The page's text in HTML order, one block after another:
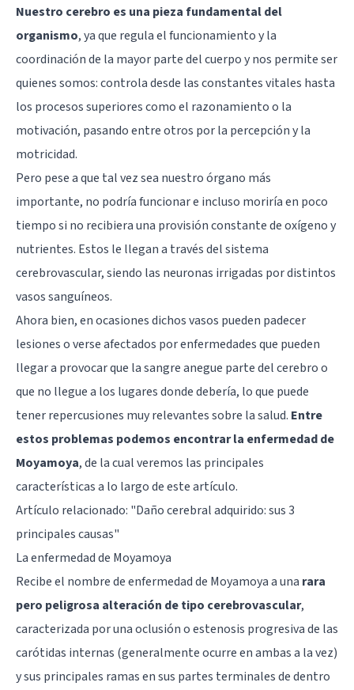
Nuestro cerebro es una pieza fundamental del
organismo, ya que regula el funcionamiento y la
coordinación de la mayor parte del cuerpo y nos permite ser
quienes somos: controla desde las constantes vitales hasta
los procesos superiores como el razonamiento o la
motivación, pasando entre otros por la percepción y la
motricidad.
Pero pese a que tal vez sea nuestro órgano más
importante, no podría funcionar e incluso moriría en poco
tiempo si no recibiera una provisión constante de oxígeno y
nutrientes. Estos le llegan a través del sistema
cerebrovascular, siendo las neuronas irrigadas por distintos
vasos sanguíneos.
Ahora bien, en ocasiones dichos vasos pueden padecer
lesiones o verse afectados por enfermedades que pueden
llegar a provocar que la sangre anegue parte del cerebro o
que no llegue a los lugares donde debería, lo que puede
tener repercusiones muy relevantes sobre la salud. Entre
estos problemas podemos encontrar la enfermedad de
Moyamoya, de la cual veremos las principales
características a lo largo de este artículo.
Artículo relacionado: "Daño cerebral adquirido: sus 3
principales causas"
La enfermedad de Moyamoya
Recibe el nombre de enfermedad de Moyamoya a una rara
pero peligrosa alteración de tipo cerebrovascular,
caracterizada por una oclusión o estenosis progresiva de las
carótidas internas (generalmente ocurre en ambas a la vez)
y sus principales ramas en sus partes terminales de dentro